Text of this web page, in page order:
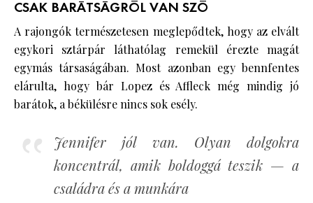
CSAK BARÁTSÁGRÓL VAN SZÓ
A rajongók természetesen meglepődtek, hogy az elvált
egykori sztárpár láthatólag remekül érezte magát
egymás társaságában. Most azonban egy bennfentes
elárulta, hogy bár Lopez és Affleck még mindig jó
barátok, a békülésre nincs sok esély.
Jennifer jól van. Olyan dolgokra
koncentrál, amik boldoggá teszik — a
családra és a munkára